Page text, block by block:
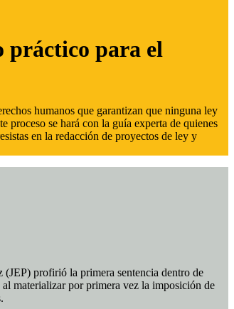
práctico para el
humanos que garantizan que ninguna ley
proceso se hará con la guía experta de quienes
en la redacción de proyectos de ley y
(JEP) profirió la primera sentencia dentro de
materializar por primera vez la imposición de